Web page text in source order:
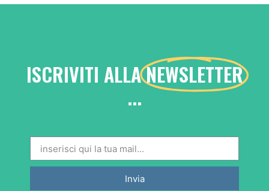
ISCRIVITI ALLANEWSLETTER
...
Invia